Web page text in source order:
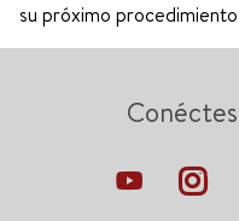
su próximo